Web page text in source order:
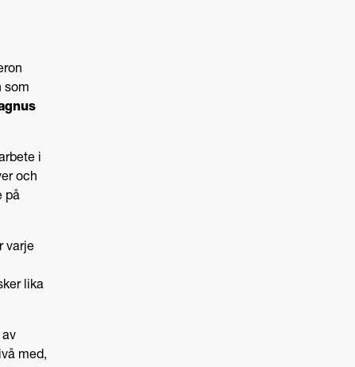
som
i
och
på
varje
lika
av
med,